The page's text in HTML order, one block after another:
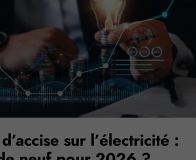
sur l’électricité :